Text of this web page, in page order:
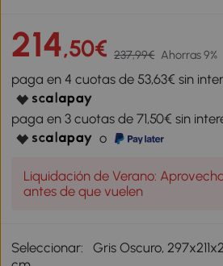
214,50€ 237,99€ Ahorras 9%
paga en 4 cuotas de 53,63€ sin
paga en 3 cuotas de 71,50€ sin
o
Liquidación de Verano:
antes de que vuelen
Seleccionar:
Gris Oscuro,